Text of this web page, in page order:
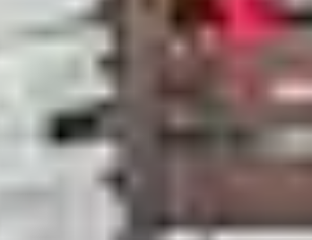
domaine skiable dédié au ski alpin,
une station dite « mixte » où
Tignes et Les Saisies en font partie.
pour vous, les stations et